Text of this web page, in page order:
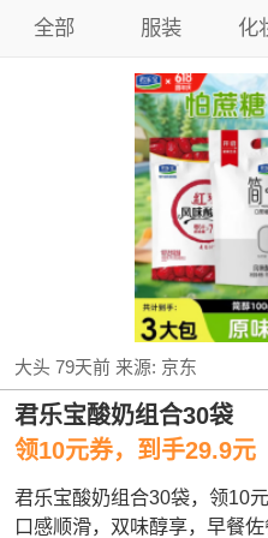
全部 服装 化
大头 79天前来源: 京东
君乐宝酸奶组合30袋
领10元券，到手29.9元
君乐宝酸奶组合30袋，领10
口感顺滑，双味醇享，早餐佐